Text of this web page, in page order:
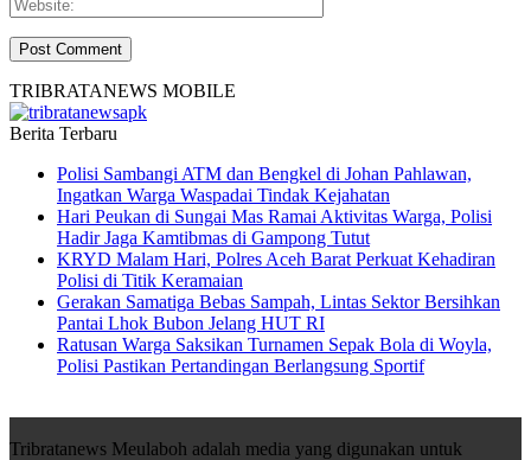
TRIBRATANEWS MOBILE
Berita Terbaru
Polisi Sambangi ATM dan Bengkel di Johan Pahlawan,
Ingatkan Warga Waspadai Tindak Kejahatan
Hari Peukan di Sungai Mas Ramai Aktivitas Warga, Polisi
Hadir Jaga Kamtibmas di Gampong Tutut
KRYD Malam Hari, Polres Aceh Barat Perkuat Kehadiran
Polisi di Titik Keramaian
Gerakan Samatiga Bebas Sampah, Lintas Sektor Bersihkan
Pantai Lhok Bubon Jelang HUT RI
Ratusan Warga Saksikan Turnamen Sepak Bola di Woyla,
Polisi Pastikan Pertandingan Berlangsung Sportif
Tribratanews Meulaboh adalah media yang digunakan untuk